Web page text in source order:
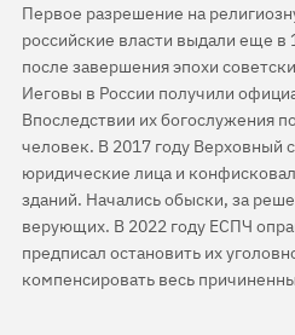
Первое разрешение на
российские власти выдали еще в
после завершения эпохи
Иеговы в России получили
Впоследствии их богослужения
человек. В 2017 году Верховный
юридические лица и
зданий. Начались обыски, за
верующих. В 2022 году ЕСПЧ
предписал остановить их
компенсировать весь